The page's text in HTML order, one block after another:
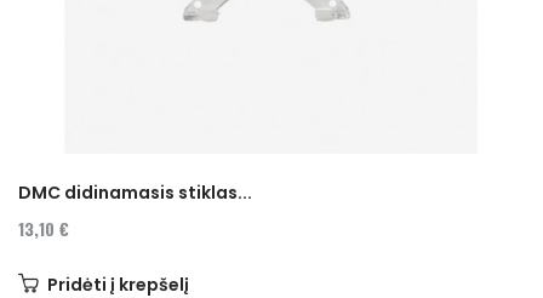
DMC didinamasis stiklas...
13,10 €
Pridėti į krepšelį